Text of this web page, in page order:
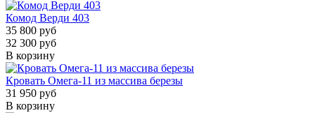
Комод Верди 403
35 800 руб
32 300 руб
В корзину
Кровать Омега-11 из массива березы
31 950 руб
В корзину